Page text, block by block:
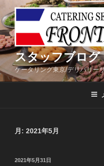
コ
ン
テ
ン
ツ
へ
ス
スタッフブログ
ケータリング東京/デリバリー
月: 2021年5月
投
2021年5月31日